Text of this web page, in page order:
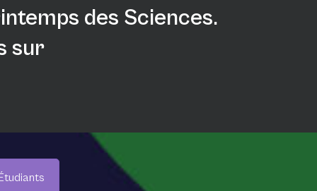
des Sciences.
sur